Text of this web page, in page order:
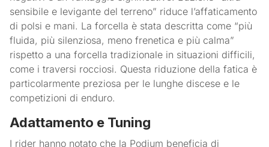
sensibile e levigante del terreno” riduce l’affaticamento
di polsi e mani. La forcella è stata descritta come “più
fluida, più silenziosa, meno frenetica e più calma”
rispetto a una forcella tradizionale in situazioni difficili,
come i traversi rocciosi. Questa riduzione della fatica è
particolarmente preziosa per le lunghe discese e le
competizioni di enduro.
Adattamento e Tuning
I rider hanno notato che la Podium beneficia di